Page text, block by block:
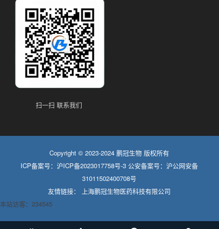
扫一扫 联系我们
Copyright © 2023-2024 鹏冠生物 版权所有
ICP备案号：沪ICP备2023017758号-3 公安备案号：沪公网安备
31011502400708号
友情链接：
上海鹏冠生物医药科技有限公司
本站访客：234545